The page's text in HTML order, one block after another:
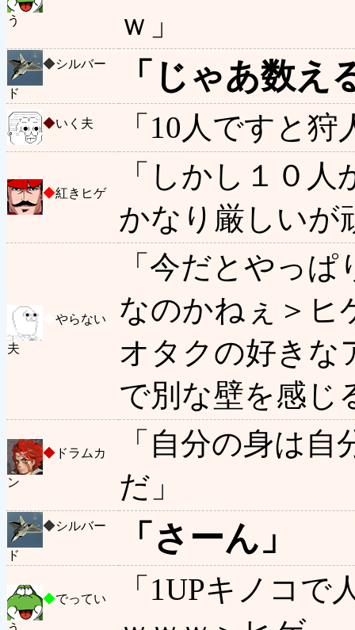
う
ｗ」
◆シルバー
ド 「じゃあ数え
◆いく夫 「10人ですと
◆紅きヒゲ
「しかし１０人
かなり厳しい
やらない
夫
「今だとやっ
なのかねぇ＞ヒ
オタクの好きな
で別な壁を感じ
◆ ドラムカ
ン
「自分の身は
だ」
◆シルバー
ド 「さーん」
◆でってい
「1UPキノコ